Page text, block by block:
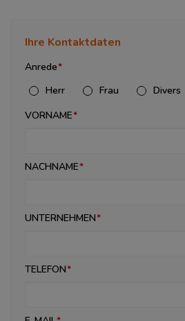
Ihre Kontaktdaten
Anrede
Herr
Frau
Divers
VORNAME
NACHNAME
UNTERNEHMEN
TELEFON